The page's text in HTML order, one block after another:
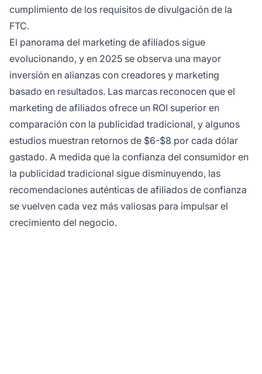
cumplimiento de los requisitos de divulgación de la
FTC.
El panorama del marketing de afiliados sigue
evolucionando, y en 2025 se observa una mayor
inversión en alianzas con creadores y marketing
basado en resultados. Las marcas reconocen que el
marketing de afiliados ofrece un ROI superior en
comparación con la publicidad tradicional, y algunos
estudios muestran retornos de $6-$8 por cada dólar
gastado. A medida que la confianza del consumidor en
la publicidad tradicional sigue disminuyendo, las
recomendaciones auténticas de afiliados de confianza
se vuelven cada vez más valiosas para impulsar el
crecimiento del negocio.